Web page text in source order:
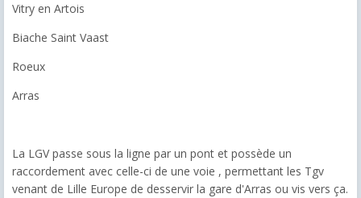
Vitry en Artois
Biache Saint Vaast
Roeux
Arras
La LGV passe sous la ligne par un pont et possède un
raccordement avec celle-ci de une voie , permettant les Tgv
venant de Lille Europe de desservir la gare d'Arras ou vis vers ça.